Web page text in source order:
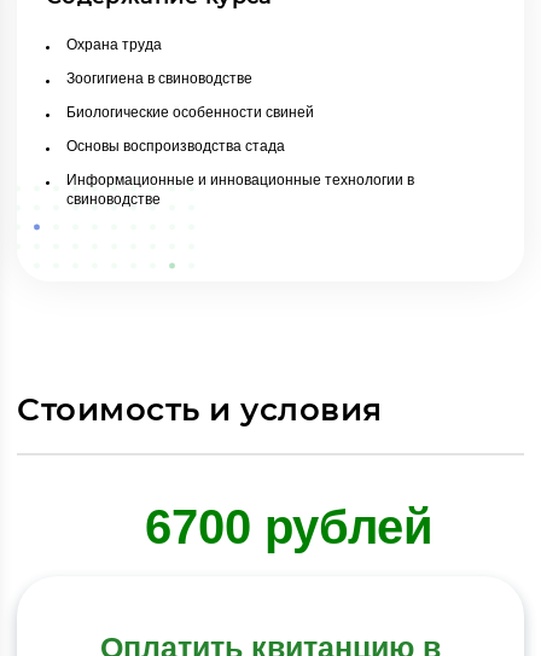
Охрана труда
Зоогигиена в свиноводстве
Биологические особенности свиней
Основы воспроизводства стада
Информационные и инновационные технологии в
свиноводстве
Стоимость и условия
6700 рублей
Оплатить квитанцию в